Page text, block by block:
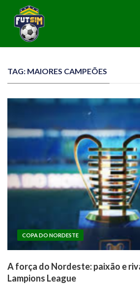
TAG: MAIORES CAMPEÕES
COPA DO NORDESTE
A força do Nordeste: paixão e
Lampions League